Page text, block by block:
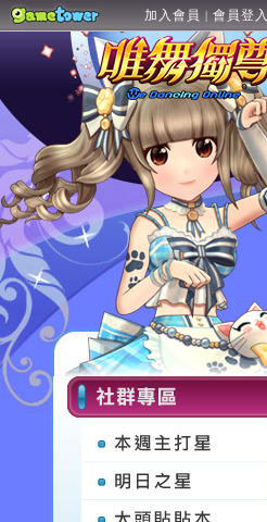
加入會員 | 會員登入